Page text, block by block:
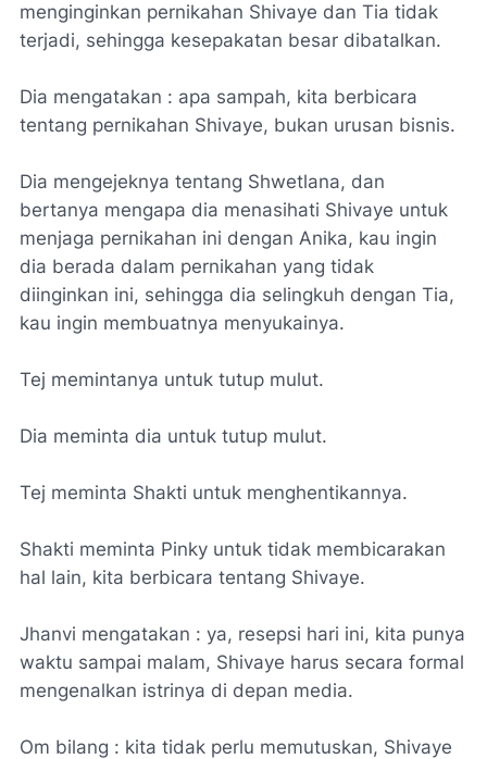
menginginkan pernikahan Shivaye dan Tia tidak
terjadi, sehingga kesepakatan besar dibatalkan.
Dia mengatakan : apa sampah, kita berbicara
tentang pernikahan Shivaye, bukan urusan bisnis.
Dia mengejeknya tentang Shwetlana, dan
bertanya mengapa dia menasihati Shivaye untuk
menjaga pernikahan ini dengan Anika, kau ingin
dia berada dalam pernikahan yang tidak
diinginkan ini, sehingga dia selingkuh dengan Tia,
kau ingin membuatnya menyukainya.
Tej memintanya untuk tutup mulut.
Dia meminta dia untuk tutup mulut.
Tej meminta Shakti untuk menghentikannya.
Shakti meminta Pinky untuk tidak membicarakan
hal lain, kita berbicara tentang Shivaye.
Jhanvi mengatakan : ya, resepsi hari ini, kita punya
waktu sampai malam, Shivaye harus secara formal
mengenalkan istrinya di depan media.
Om bilang : kita tidak perlu memutuskan, Shivaye